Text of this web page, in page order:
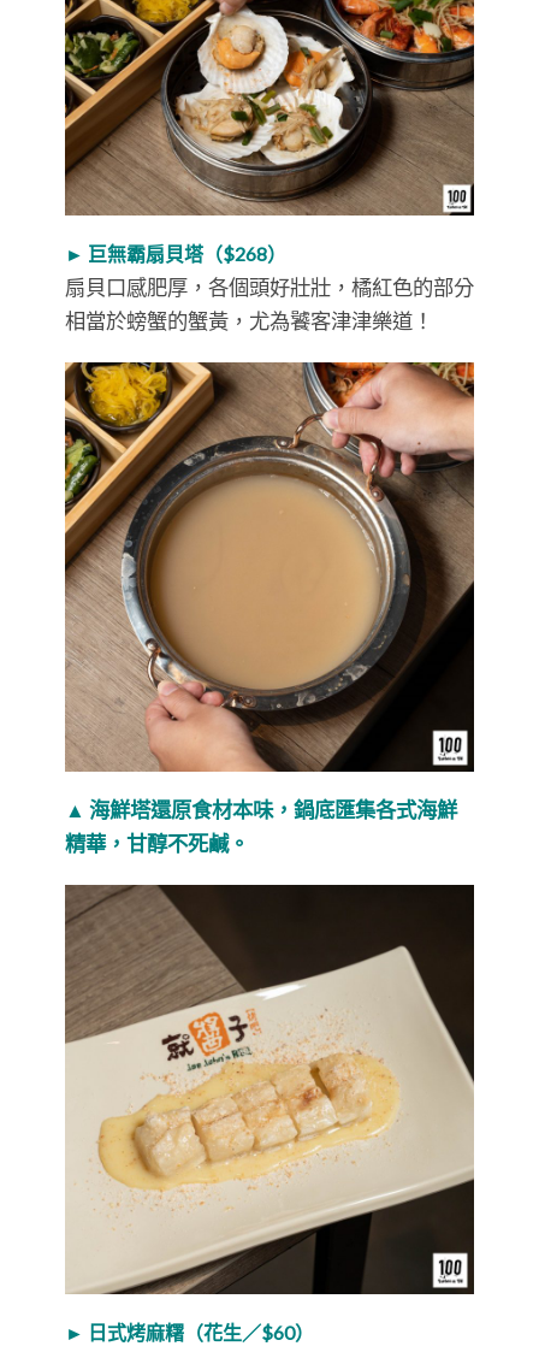
► 巨無霸扇貝塔（$268）
扇貝口感肥厚，各個頭好壯壯，橘紅色的部分
相當於螃蟹的蟹黃，尤為饕客津津樂道！
▲ 海鮮塔還原食材本味，鍋底匯集各式海鮮
精華，甘醇不死鹹。
► 日式烤麻糬（花生／$60）